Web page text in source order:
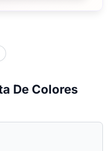
De Colores